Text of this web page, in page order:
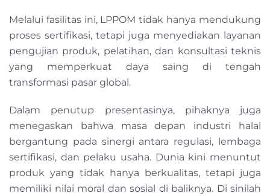
Melalui fasilitas ini, LPPOM tidak hanya mendukung
proses sertifikasi, tetapi juga menyediakan layanan
pengujian produk, pelatihan, dan konsultasi teknis
yang memperkuat daya saing di tengah
transformasi pasar global.
Dalam penutup presentasinya, pihaknya juga
menegaskan bahwa masa depan industri halal
bergantung pada sinergi antara regulasi, lembaga
sertifikasi, dan pelaku usaha. Dunia kini menuntut
produk yang tidak hanya berkualitas, tetapi juga
memiliki nilai moral dan sosial di baliknya. Di sinilah